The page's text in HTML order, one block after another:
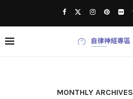
MONTHLY ARCHIVES